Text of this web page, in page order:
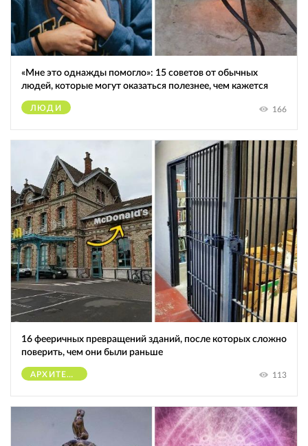
«Мне это однажды помогло»: 15 советов от обычных
людей, которые могут оказаться полезнее, чем кажется
ЛЮДИ 166
16 фееричных превращений зданий, после которых сложно
поверить, чем они были раньше
АРХИТЕКТУРА 113